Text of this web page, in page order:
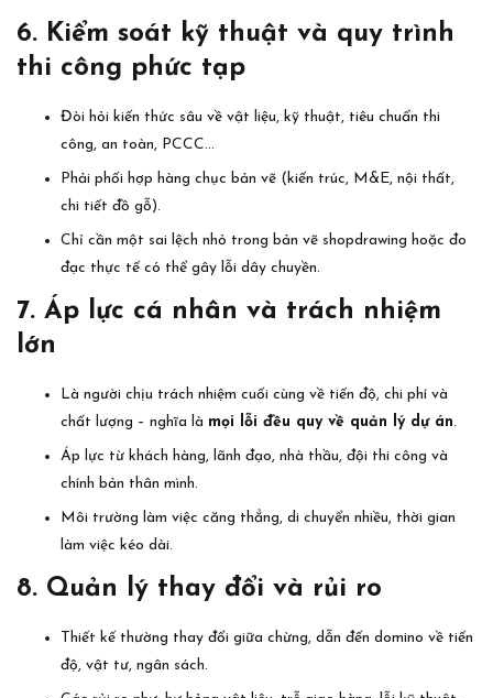
6. Kiểm soát kỹ thuật và quy trình
thi công phức tạp
Đòi hỏi kiến thức sâu về vật liệu, kỹ thuật, tiêu chuẩn thi
công, an toàn, PCCC…
Phải phối hợp hàng chục bản vẽ (kiến trúc, M&E, nội thất,
chi tiết đồ gỗ).
Chỉ cần một sai lệch nhỏ trong bản vẽ shopdrawing hoặc đo
đạc thực tế có thể gây lỗi dây chuyền.
7. Áp lực cá nhân và trách nhiệm
lớn
Là người chịu trách nhiệm cuối cùng về tiến độ, chi phí và
chất lượng – nghĩa là mọi lỗi đều quy về quản lý dự án.
Áp lực từ khách hàng, lãnh đạo, nhà thầu, đội thi công và
chính bản thân mình.
Môi trường làm việc căng thẳng, di chuyển nhiều, thời gian
làm việc kéo dài.
8. Quản lý thay đổi và rủi ro
Thiết kế thường thay đổi giữa chừng, dẫn đến domino về tiến
độ, vật tư, ngân sách.